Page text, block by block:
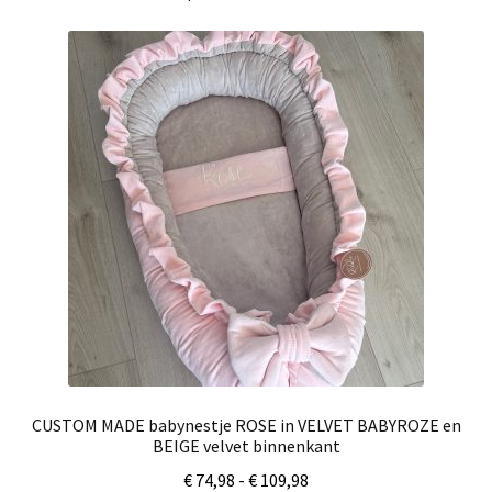
CUSTOM MADE babynestje ROSE in VELVET BABYROZE en
BEIGE velvet binnenkant
€ 74,98 - € 109,98